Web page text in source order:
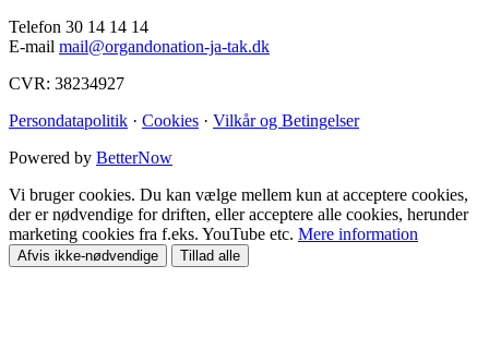
Telefon 30 14 14 14
E-mail mail@organdonation-ja-tak.dk
CVR: 38234927
Persondatapolitik · Cookies · Vilkår og Betingelser
Powered by BetterNow
Vi bruger cookies. Du kan vælge mellem kun at acceptere cookies,
der er nødvendige for driften, eller acceptere alle cookies, herunder
marketing cookies fra f.eks. YouTube etc. Mere information
Afvis ikke-nødvendige Tillad alle